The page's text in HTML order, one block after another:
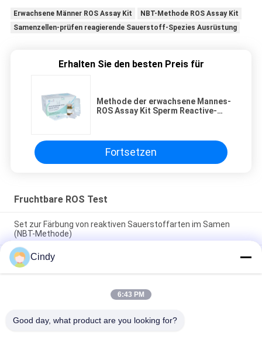
Erwachsene Männer ROS Assay Kit
NBT-Methode ROS Assay Kit
Samenzellen-prüfen reagierende Sauerstoff-Spezies Ausrüstung
Erhalten Sie den besten Preis für
Methode der erwachsene Mannes-
ROS Assay Kit Sperm Reactive-
Fortsetzen
Fruchtbare ROS Test
Set zur Färbung von reaktiven Sauerstoffarten im Samen
(NBT-Methode)
DCFH-DA-Färbung von Spermienproben, männliches
Fertilitätstestkit, Wasserstoffperoxid-Nachweis
Ergiebigkeits-Test-Ausrüstung genaue Ergebnis-
Samenzellen-reagierende Sauerstoff Soecies MitoSOX
Cindy
6:43 PM
Good day, what product are you looking for?